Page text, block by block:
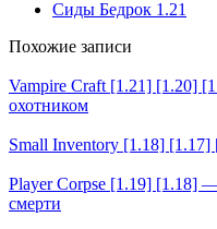
Сиды Бедрок 1.21
Похожие записи
Vampire Craft [1.21] [1.20]
охотником
Small Inventory [1.18]
Player Corpse [1.19] [1.18]
смерти